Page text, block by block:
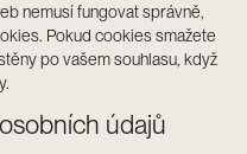
nemusí fungovat správně,
Pokud cookies smažete
po vašem souhlasu, když
údajů